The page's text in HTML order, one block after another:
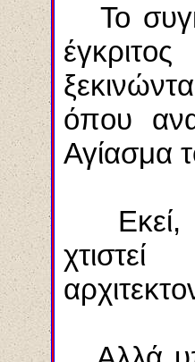
Το
όπου
Αγίασμα
Εκεί,